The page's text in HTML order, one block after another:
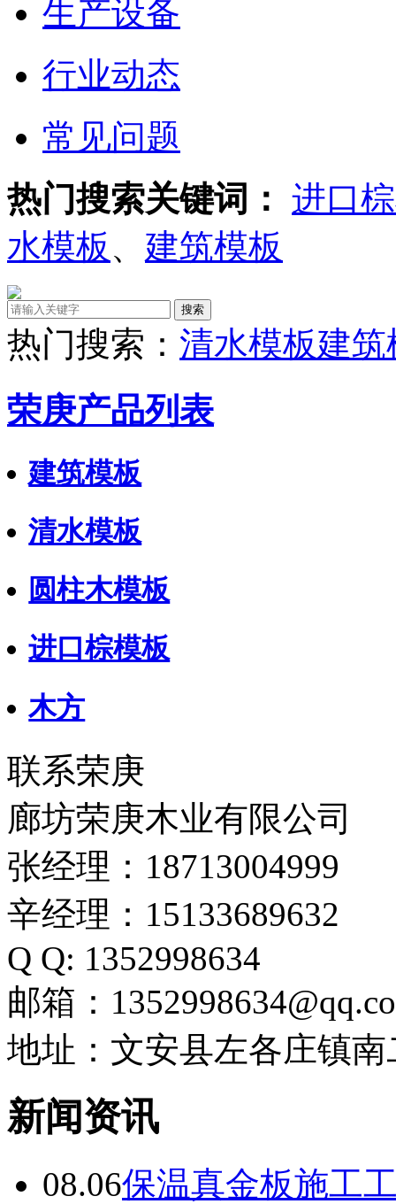
生产设备
行业动态
常见问题
热门搜索关键词： 进口
水模板 、 建筑模板
热门搜索： 清水模板建筑
荣庚产品列表
建筑模板
清水模板
圆柱木模板
进口棕模板
木方
联系荣庚
廊坊荣庚木业有限公司
张经理：18713004999
辛经理：15133689632
Q Q: 1352998634
邮箱：
地址：文安县左各庄镇
新闻资讯
08.06保温真金板施工